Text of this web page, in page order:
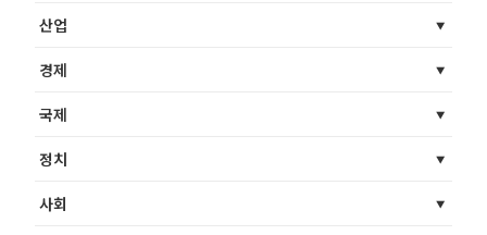
산업
경제
국제
정치
사회